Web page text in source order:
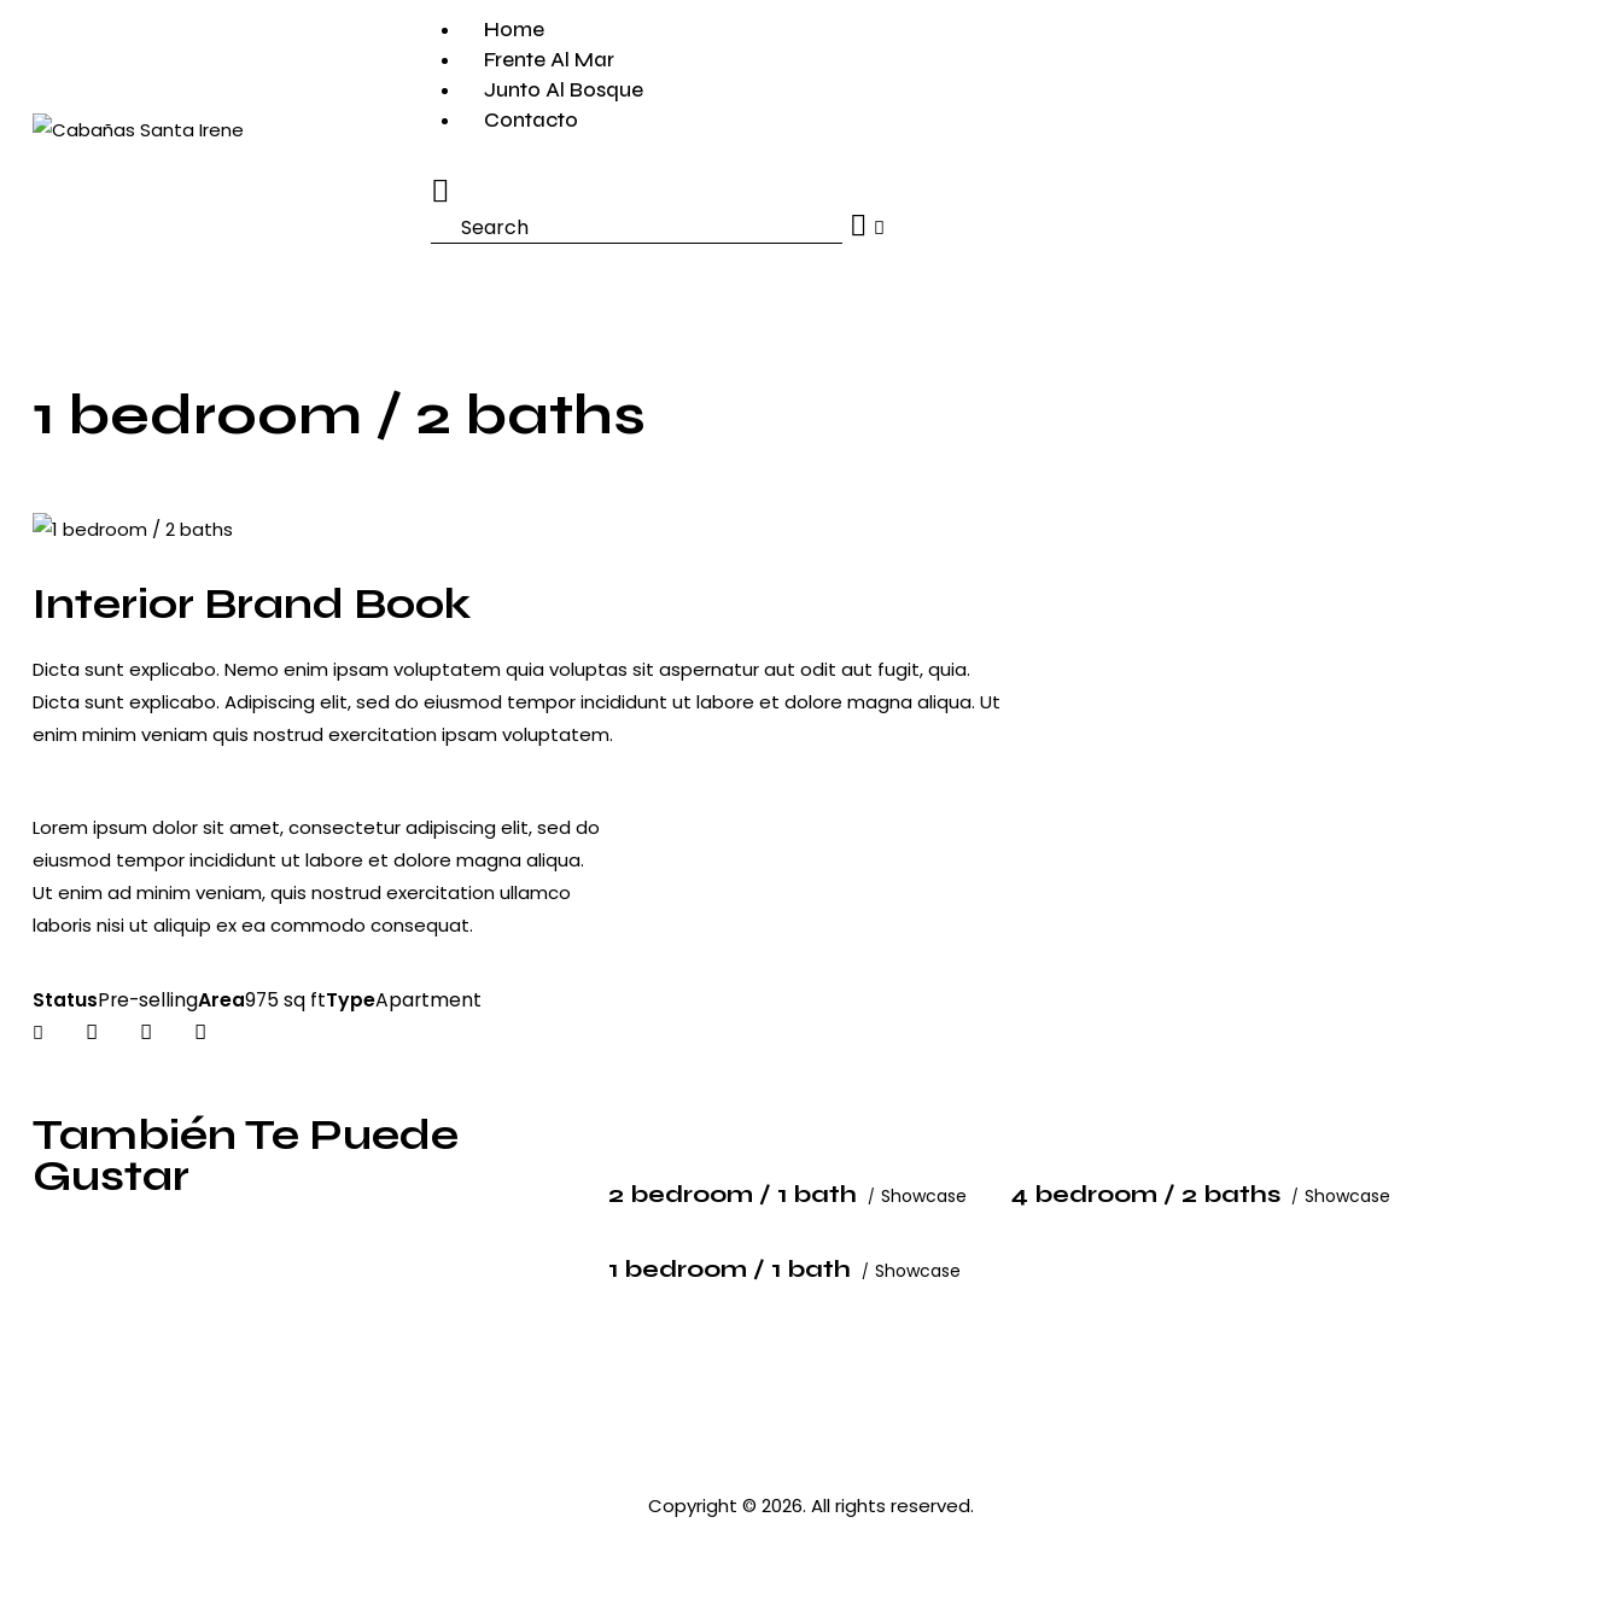
Home
Frente Al Mar
Junto Al Bosque
Contacto
Search
1 bedroom / 2 baths
Interior Brand Book
Dicta sunt explicabo. Nemo enim ipsam voluptatem quia voluptas sit aspernatur aut odit aut fugit, quia.
Dicta sunt explicabo. Adipiscing elit, sed do eiusmod tempor incididunt ut labore et dolore magna aliqua. Ut
enim minim veniam quis nostrud exercitation ipsam voluptatem.
Lorem ipsum dolor sit amet, consectetur adipiscing elit, sed do
eiusmod tempor incididunt ut labore et dolore magna aliqua.
Ut enim ad minim veniam, quis nostrud exercitation ullamco
laboris nisi ut aliquip ex ea commodo consequat.
StatusPre-sellingArea975 sq ftTypeApartment
Twitter-FacebookShare-Copy
clipboard
También Te Puede
Gustar
Showcase
2 bedroom / 1 bath Showcase
4 bedroom / 2 baths
Showcase
1 bedroom / 1 bath
Copyright © 2026. All rights reserved.